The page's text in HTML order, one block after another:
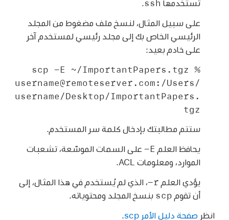
تستخدمها ssh
على سبيل المثال، لنسخ ملف مضغوط من المجلد
الرئيسي الخاص بك إلى مجلد رئيسي لمستخدم آخر
على خادم بعيد:
% scp -E ~/ImportantPapers.tgz
username@remoteserver.com:/Users/
username/Desktop/ImportantPapers.
tgz
ستتم مطالبتك بإدخال كلمة سر المستخدم.
يحافظ العلم ‎-E على السمات الموسّعة، تشعبات
الموارد، ومعلومات ACL.
يؤدي العلم ‎-r، الذي لم يُستخدم في هذا المثال، إلى
أن تقوم scp بنسخ المجلد ومحتوياته.
انظر صفحة دليل الأمر scp